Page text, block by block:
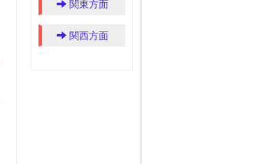
関東方面
関西方面